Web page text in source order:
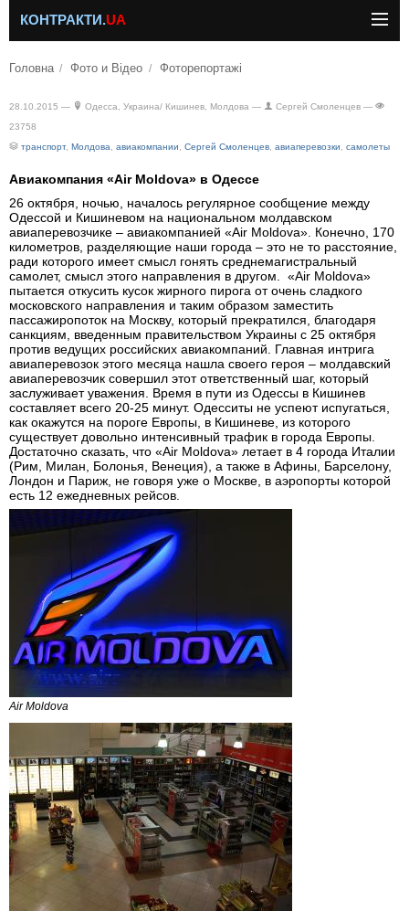
КОНТРАКТИ.UA
Головна Фото и Відео Фоторепортажі
28.10.2015 — Одесса, Украина/ Кишинев, Молдова —
Сергей Смоленцев —
23758
транспорт, Молдова авиакомпании Сергей Смоленцев авиаперевозки самолеты
Авиакомпания «Air Moldova» в Одессе
26 октября, ночью, началось регулярное сообщение между
Одессой и Кишиневом на национальном молдавском
авиаперевозчике – авиакомпанией «Air Moldova». Конечно, 170
километров, разделяющие наши города – это не то расстояние,
ради которого имеет смысл гонять среднемагистральный
самолет, смысл этого направления в другом. «Air Moldova»
пытается откусить кусок жирного пирога от очень сладкого
московского направления и таким образом заместить
пассажиропоток на Москву, который прекратился, благодаря
санкциям, введенным правительством Украины с 25 октября
против ведущих российских авиакомпаний. Главная интрига
авиаперевозок этого месяца нашла своего героя – молдавский
авиаперевозчик совершил этот ответственный шаг, который
заслуживает уважения. Время в пути из Одессы в Кишинев
составляет всего 20-25 минут. Одесситы не успеют испугаться,
как окажутся на пороге Европы, в Кишиневе, из которого
существует довольно интенсивный трафик в города Европы.
Достаточно сказать, что «Air Moldova» летает в 4 города Италии
(Рим, Милан, Болонья, Венеция), а также в Афины, Барселону,
Лондон и Париж, не говоря уже о Москве, в аэропорты которой
есть 12 ежедневных рейсов.
Air Moldova